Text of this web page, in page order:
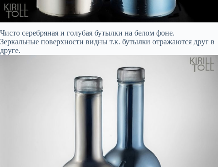
Чисто серебряная и голубая бутылки на белом фоне.
Зеркальные поверхности видны т.к. бутылки отражаются друг в
друге.